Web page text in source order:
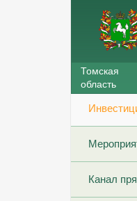
Томская
область
Канал